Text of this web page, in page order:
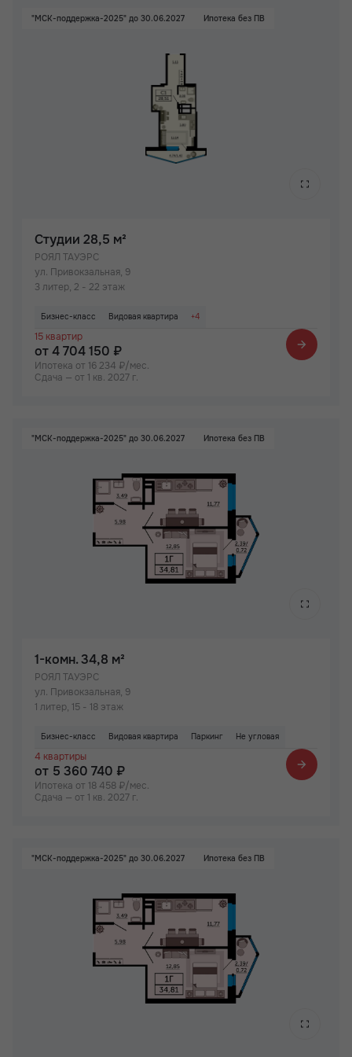
Студии 28,5 м²
РОЯЛ ТАУЭРС
ул. Привокзальная, 9
3 литер, 2 - 22 этаж
+4
Бизнес-класс Видовая квартира
Просторная лоджия/балкон Вид на Дон
15 квартир
от 4 704 150 ₽
Ипотека от 16 234 ₽/мес.
Сдача — от 1 кв. 2027 г.
"МСК-поддержка-2025" до 30.06.2027 Ипотека без ПВ
1-комн.34,8 м²
РОЯЛ ТАУЭРС
ул. Привокзальная, 9
1 литер, 15 - 18 этаж
Бизнес-класс Видовая квартира Паркинг Не угловая
4 квартиры
от 5 360 740 ₽
Ипотека от 18 458 ₽/мес.
Сдача — от 1 кв. 2027 г.
"МСК-поддержка-2025" до 30.06.2027 Ипотека без ПВ
"МСК-поддержка-2025" до 30.06.2027 Ипотека без ПВ